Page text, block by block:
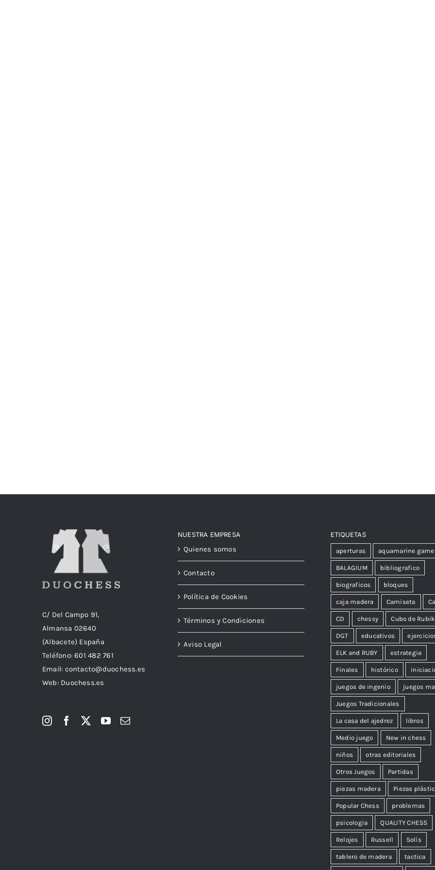
C/ Del Campo 91,
Almansa 02640
(Albacete) España
Teléfono:601 482 761
Email: contacto@duochess.es
Web: Duochess.es
NUESTRA EMPRESA
Quienes somos
Contacto
Política de Cookies
Términos y Condiciones
Aviso Legal
ETIQUETAS
aperturas aquamarine
BALAGIUM bibliografico
biograficos bloques
caja madera Camiseta
CD chessy Cubo de Rubik
DGT educativos
ELK and RUBY estrategia
Finales histórico
juegos de ingenio juegos
Juegos Tradicionales
La casa del ajedrez libros
Medio juego New in chess
niños otras editoriales
Otros Juegos Partidas
piezas madera Piezas
Popular Chess problemas
psicologia QUALITY CHESS
Relojes Russell Solís
tablero de madera tactica